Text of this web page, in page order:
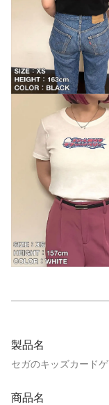
製品名
セガのキッズカード
商品名